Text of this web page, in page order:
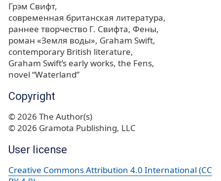
Грэм Свифт
современная британская литература
раннее творчество Г. Свифта Фены
роман «Земля воды» Graham Swift
contemporary British literature
Graham Swift’s early works the Fens
novel “Waterland”
Copyright
© 2026 The Author(s)
© 2026 Gramota Publishing, LLC
User license
Creative Commons Attribution 4.0 International (CC